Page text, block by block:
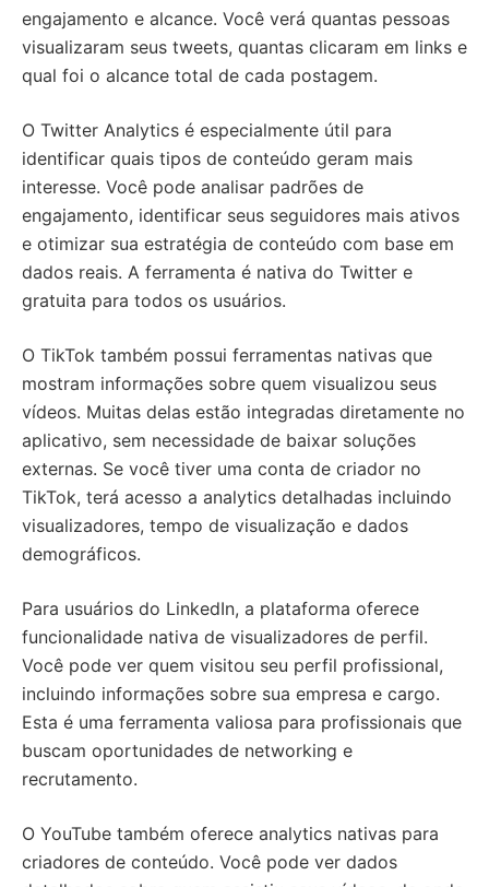
engajamento e alcance. Você verá quantas pessoas
visualizaram seus tweets, quantas clicaram em links e
qual foi o alcance total de cada postagem.
O Twitter Analytics é especialmente útil para
identificar quais tipos de conteúdo geram mais
interesse. Você pode analisar padrões de
engajamento, identificar seus seguidores mais ativos
e otimizar sua estratégia de conteúdo com base em
dados reais. A ferramenta é nativa do Twitter e
gratuita para todos os usuários.
O TikTok também possui ferramentas nativas que
mostram informações sobre quem visualizou seus
vídeos. Muitas delas estão integradas diretamente no
aplicativo, sem necessidade de baixar soluções
externas. Se você tiver uma conta de criador no
TikTok, terá acesso a analytics detalhadas incluindo
visualizadores, tempo de visualização e dados
demográficos.
Para usuários do LinkedIn, a plataforma oferece
funcionalidade nativa de visualizadores de perfil.
Você pode ver quem visitou seu perfil profissional,
incluindo informações sobre sua empresa e cargo.
Esta é uma ferramenta valiosa para profissionais que
buscam oportunidades de networking e
recrutamento.
O YouTube também oferece analytics nativas para
criadores de conteúdo. Você pode ver dados